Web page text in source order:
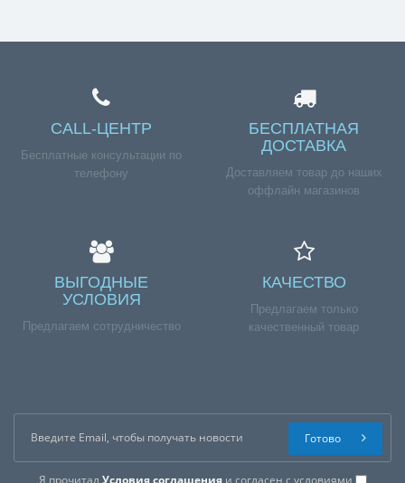
CALL-ЦЕНТР
Бесплатные консультации по
телефону
БЕСПЛАТНАЯ
ДОСТАВКА
Доставляем товар до наших
оффлайн магазинов
ВЫГОДНЫЕ
УСЛОВИЯ
Предлагаем сотрудничество
КАЧЕСТВО
Предлагаем только
качественный товар
Я прочитал Условия соглашенияи согласен с условиями
Готово